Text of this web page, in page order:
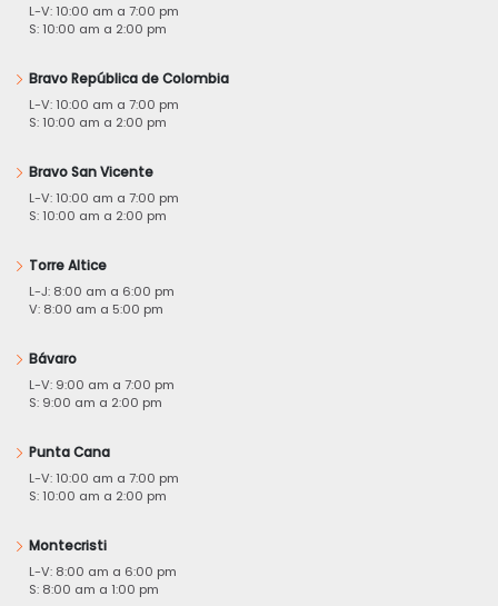
L-V: 10:00 am a 7:00 pm
S: 10:00 am a 2:00 pm
Bravo República de Colombia
L-V: 10:00 am a 7:00 pm
S: 10:00 am a 2:00 pm
Bravo San Vicente
L-V: 10:00 am a 7:00 pm
S: 10:00 am a 2:00 pm
Torre Altice
L-J: 8:00 am a 6:00 pm
V: 8:00 am a 5:00 pm
Bávaro
L-V: 9:00 am a 7:00 pm
S: 9:00 am a 2:00 pm
Punta Cana
L-V: 10:00 am a 7:00 pm
S: 10:00 am a 2:00 pm
Montecristi
L-V: 8:00 am a 6:00 pm
S: 8:00 am a 1:00 pm